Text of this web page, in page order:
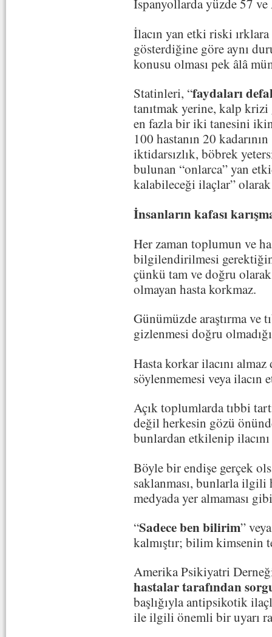
İspanyollarda yüzde 57
İlacın yan etki riski
gösterdiğine göre aynı
konusu olması pek âlâ
Statinleri, “faydaları
tanıtmak yerine, kalp
en fazla bir iki tanesini
100 hastanın 20
iktidarsızlık, böbrek
bulunan “onlarca” yan
kalabileceği ilaçlar”
İnsanların kafası
Her zaman toplumun ve
bilgilendirilmesi
çünkü tam ve doğru
olmayan hasta korkmaz.
Günümüzde araştırma ve
gizlenmesi doğru
Hasta korkar ilacını
söylenmemesi veya ilacın
Açık toplumlarda tıbbi
değil herkesin gözü
bunlardan etkilenip ilacını
Böyle bir endişe gerçek
saklanması, bunlarla ilgili
medyada yer almaması
“Sadece ben bilirim”
kalmıştır; bilim kimsenin
Amerika Psikiyatri
hastalar tarafından
başlığıyla antipsikotik
ile ilgili önemli bir uyarı